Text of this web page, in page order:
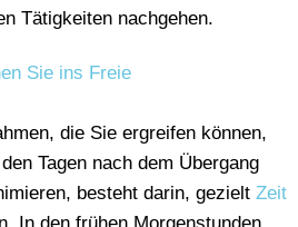
Tätigkeiten nachgehen.
Sie ins Freie
die Sie ergreifen können,
Tagen nach dem Übergang
besteht darin, gezielt Zeit